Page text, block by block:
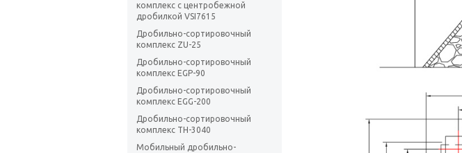
комплекс с центробежной
дробилкой VSI7615
Дробильно-сортировочный
комплекс ZU-25
Дробильно-сортировочный
комплекс ЕGР-90
Дробильно-сортировочный
комплекс EGG-200
Дробильно-сортировочный
комплекс ТН-3040
Мобильный дробильно-